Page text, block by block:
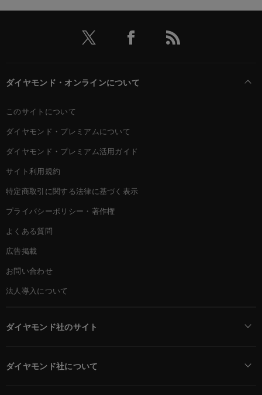
ダイヤモンド・オンラインについて
このサイトについて
ダイヤモンド・プレミアムについて
ダイヤモンド・プレミアム活用ガイド
サイト利用規約
特定商取引に関する法律に基づく表示
プライバシーポリシー・著作権
よくある質問
広告掲載
お問い合わせ
法人導入について
ダイヤモンド社のサイト
ダイヤモンド社について